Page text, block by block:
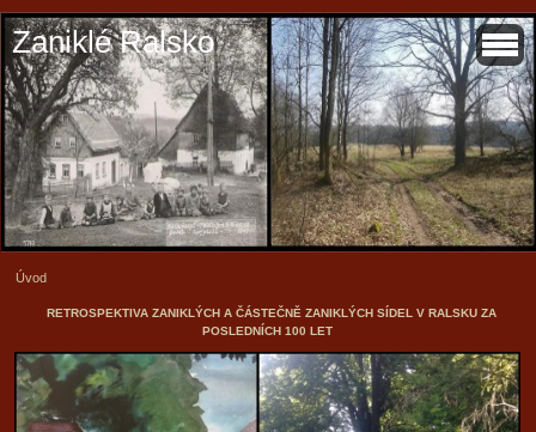
Zaniklé Ralsko
Úvod
RETROSPEKTIVA ZANIKLÝCH A ČÁSTEČNĚ ZANIKLÝCH SÍDEL V RALSKU ZA
POSLEDNÍCH 100 LET